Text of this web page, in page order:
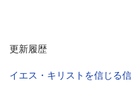
更新履歴
イエス・キリストを信じる